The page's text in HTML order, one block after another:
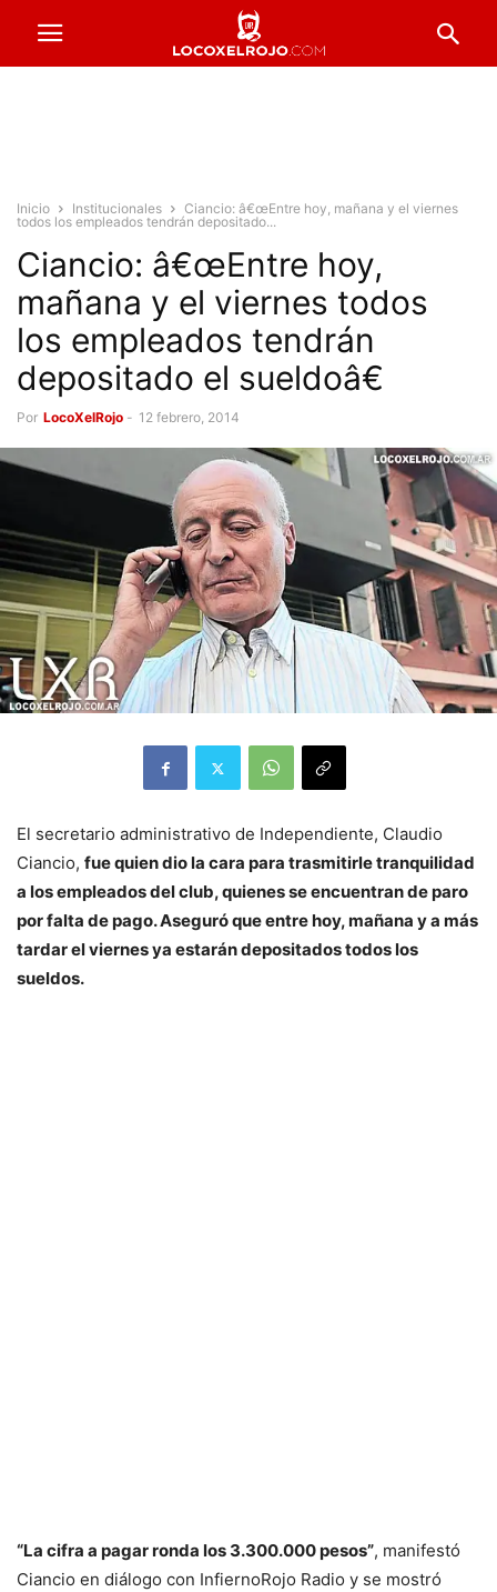
Inicio Institucionales
Ciancio: â€œEntre hoy, mañana y el viernes
todos los empleados tendrán depositado...
Ciancio: â€œEntre hoy,
mañana y el viernes todos
los empleados tendrán
depositado el sueldoâ€
Por LocoXelRojo - 12 febrero, 2014
El secretario administrativo de Independiente, Claudio
Ciancio, fue quien dio la cara para trasmitirle tranquilidad
a los empleados del club, quienes se encuentran de paro
por falta de pago. Aseguró que entre hoy, mañana y a más
tardar el viernes ya estarán depositados todos los
sueldos.
“La cifra a pagar ronda los 3.300.000 pesos”, manifestó
Ciancio en diálogo con InfiernoRojo Radio y se mostró